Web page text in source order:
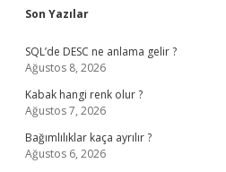
Sidebar
Son Yazılar
SQL’de DESC ne anlama gelir ?
Ağustos 8, 2026
Kabak hangi renk olur ?
Ağustos 7, 2026
Bağımlılıklar kaça ayrılır ?
Ağustos 6, 2026